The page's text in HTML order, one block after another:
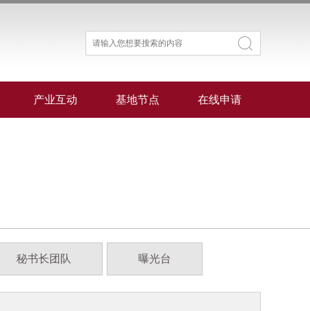
产业互动 基地节点 在线申请
秘书长团队 曝光台